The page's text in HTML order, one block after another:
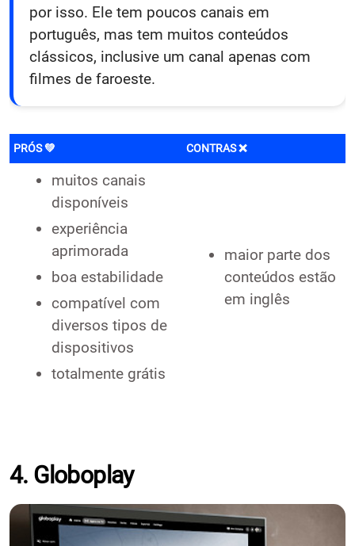
por isso. Ele tem poucos canais em
português, mas tem muitos conteúdos
clássicos, inclusive um canal apenas com
filmes de faroeste.
PRÓS 💚 CONTRAS ❌
muitos canais
disponíveis
experiência
aprimorada
boa estabilidade
compatível com
diversos tipos de
dispositivos
totalmente grátis
maior parte dos
conteúdos estão
em inglês
4. Globoplay